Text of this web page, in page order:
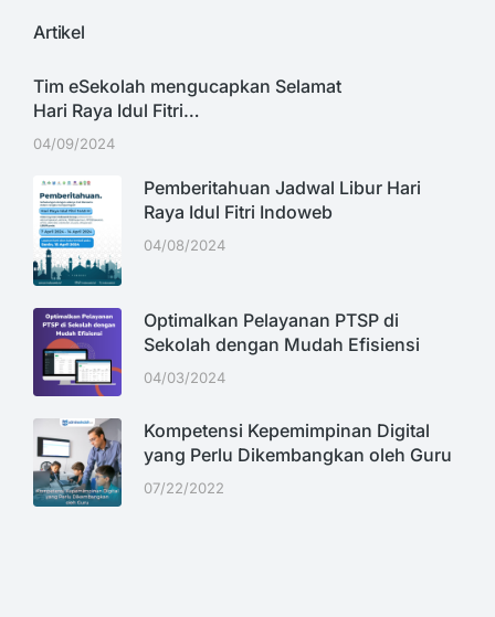
Artikel
Tim eSekolah mengucapkan Selamat
Hari Raya Idul Fitri…
04/09/2024
Pemberitahuan Jadwal Libur Hari
Raya Idul Fitri Indoweb
04/08/2024
Optimalkan Pelayanan PTSP di
Sekolah dengan Mudah Efisiensi
04/03/2024
Kompetensi Kepemimpinan Digital
yang Perlu Dikembangkan oleh Guru
07/22/2022